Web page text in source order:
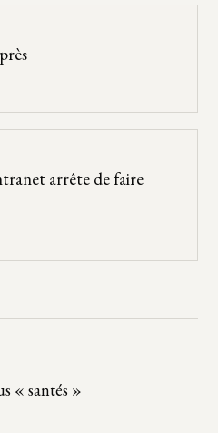
arrête de faire
« santés »